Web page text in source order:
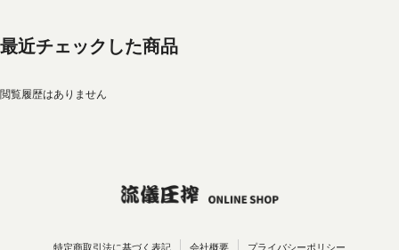
最近チェックした商品
閲覧履歴はありません
特定商取引法に基づく表記 会社概要 プライバシーポリシー